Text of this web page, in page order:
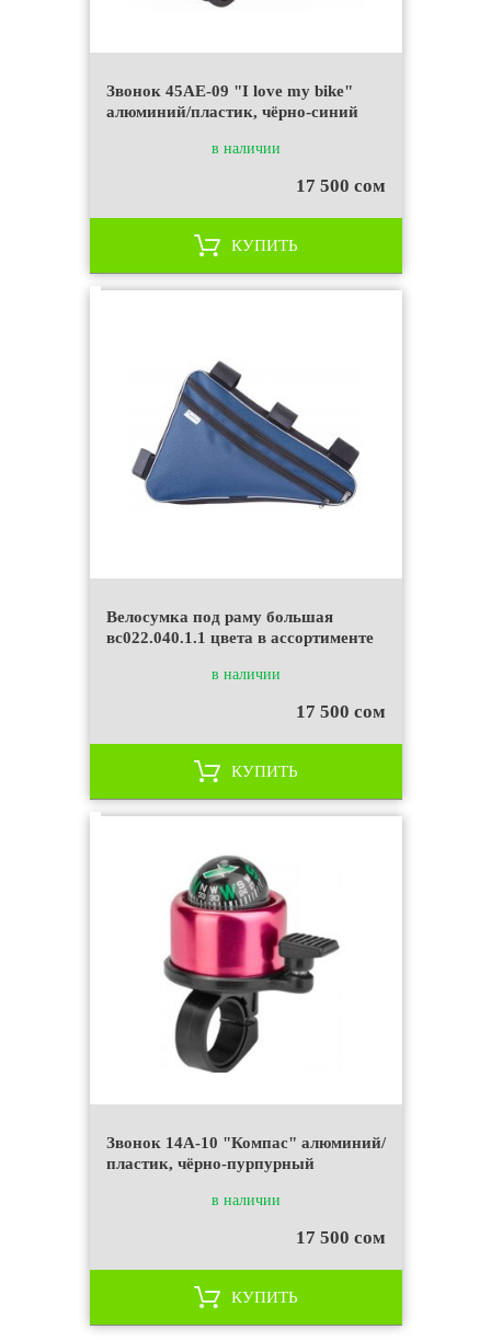
Звонок 45AE-09 "I love my bike"
алюминий/пластик, чёрно-синий
в наличии
17 500 сом
КУПИТЬ
Велосумка под раму большая
вс022.040.1.1 цвета в ассортименте
в наличии
17 500 сом
КУПИТЬ
Звонок 14A-10 "Компас" алюминий/
пластик, чёрно-пурпурный
в наличии
17 500 сом
КУПИТЬ